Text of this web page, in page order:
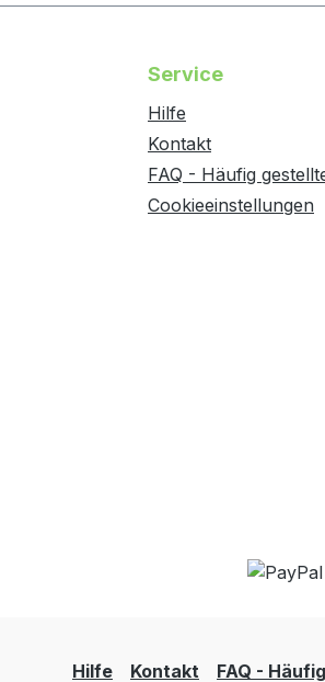
Service
Hilfe
Kontakt
FAQ - Häufig
Cookieeinstellungen
Hilfe Kontakt FAQ -